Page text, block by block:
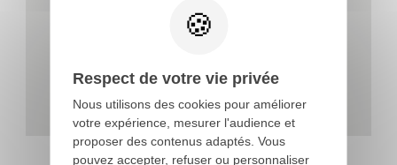
Respect de votre vie privée
Nous utilisons des cookies pour améliorer
votre expérience, mesurer l'audience et
proposer des contenus adaptés. Vous
pouvez accepter, refuser ou personnaliser